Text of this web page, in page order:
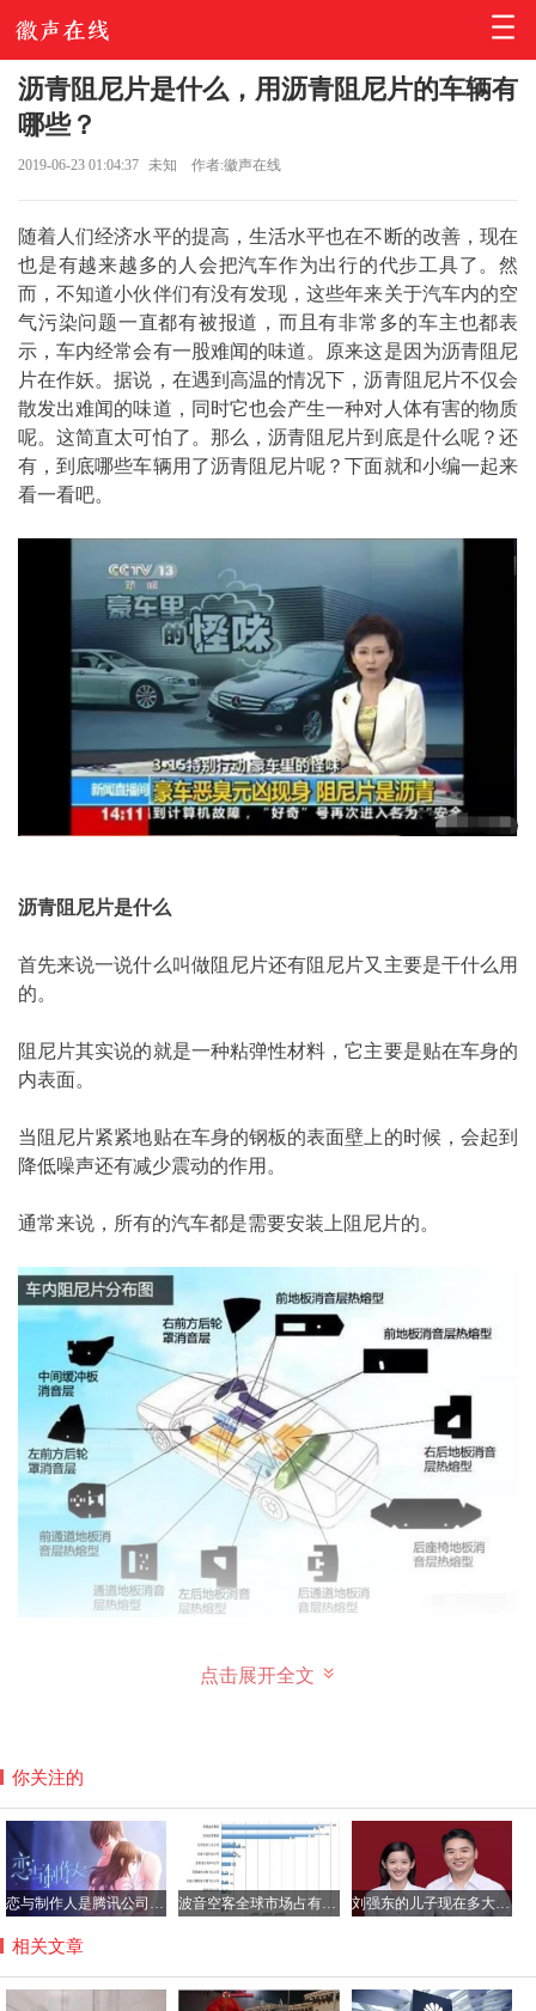
沥青阻尼片是什么，用沥青阻尼片的车辆有
哪些？
2019-06-23 01:04:37 未知 作者:徽声在线
随着人们经济水平的提高，生活水平也在不断的改善，现在
也是有越来越多的人会把汽车作为出行的代步工具了。然
而，不知道小伙伴们有没有发现，这些年来关于汽车内的空
气污染问题一直都有被报道，而且有非常多的车主也都表
示，车内经常会有一股难闻的味道。原来这是因为沥青阻尼
片在作妖。据说，在遇到高温的情况下，沥青阻尼片不仅会
散发出难闻的味道，同时它也会产生一种对人体有害的物质
呢。这简直太可怕了。那么，沥青阻尼片到底是什么呢？还
有，到底哪些车辆用了沥青阻尼片呢？下面就和小编一起来
看一看吧。
沥青阻尼片是什么
首先来说一说什么叫做阻尼片还有阻尼片又主要是干什么用
的。
阻尼片其实说的就是一种粘弹性材料，它主要是贴在车身的
内表面。
当阻尼片紧紧地贴在车身的钢板的表面壁上的时候，会起到
降低噪声还有减少震动的作用。
通常来说，所有的汽车都是需要安装上阻尼片的。
一般来说，阻尼片应该是采用那些高分子材料作为原材料来
生产的，但是呢，有不少企业为了可以把成本给降低，就采
也就是说，其实沥青阻尼片就是这种用在汽车上起到降低噪
音还有减少震动的作用的材料。但是沥青阻尼片有一个副作
用，那就是当沥青阻尼片遇到高温的情况时，它非常的容易
被分解，然后就会产生对我们人体有毒害作用的一种物质，
据说这就是一种致癌的气体。
点击展开全文
你关注的
恋与制作人是腾讯公司的游戏吗？恋与制作人加不了好友咋回事 波音空客全球市场占有率各多少，空客和波音的乘坐感受哪个好？ 刘强东的儿子现在多大了？刘强东儿子的妈妈是龚晓京吗
相关文章